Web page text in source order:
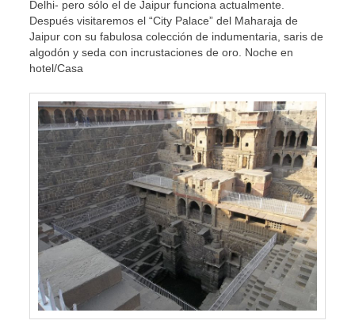
Delhi- pero sólo el de Jaipur funciona actualmente.
Después visitaremos el “City Palace” del Maharaja de
Jaipur con su fabulosa colección de indumentaria, saris de
algodón y seda con incrustaciones de oro. Noche en
hotel/Casa